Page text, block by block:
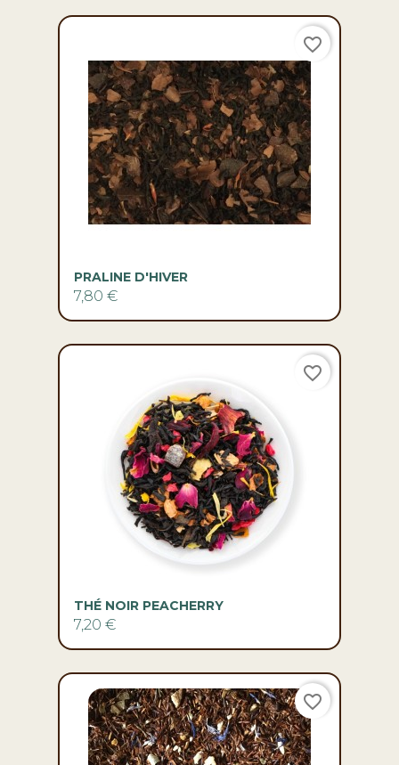
PRALINE D'HIVER
7,80 €
favorite_border
THÉ NOIR PEACHERRY
7,20 €
favorite_border
favorite_border